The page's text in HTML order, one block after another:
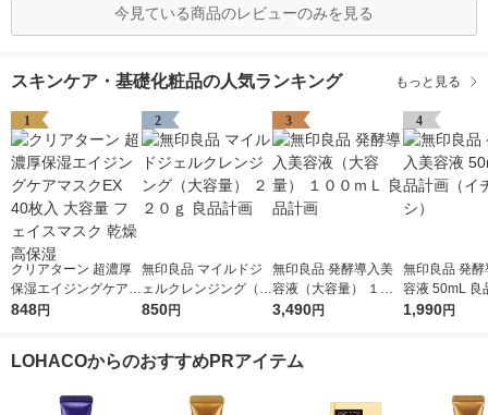
今見ている商品のレビューのみを見る
スキンケア・基礎化粧品の人気ランキング もっと見る
1
クリアターン 超濃厚
保湿エイジングケアマ
スクEX 40枚入 大容量
848円
2
無印良品 マイルドジ
ェルクレンジング（大
容量） ２２０ｇ 良品
850円
3
無印良品 発酵導入美
容液（大容量） １０
０ｍＬ 良品計画
3,490円
4
無印良品 発酵
容液 50mL 良
（イチオシ）
1,990円
LOHACOからのおすすめPRアイテム